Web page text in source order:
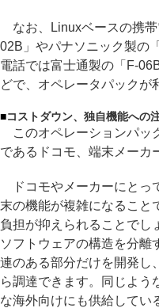
なお、Linuxベースの携
02B」やパナソニック製の
電話では富士通製の「F-
どで、オペレータパックが
■コストダウン、独自機能への
このオペレーションパッ
であるドコモ、端末メーカ
ドコモやメーカーにとっ
末の機能が複雑になること
負担が抑えられることでし
ソフトウェアの構造を分離
連のある部分だけを開発し
ら調達できます。同じよう
な海外向けにも供給してい